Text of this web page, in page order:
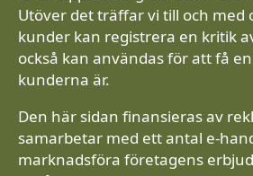
Utöver det träffar vi till och med
kunder kan registrera en kritik
också kan användas för att få
kunderna är.
Den här sidan finansieras av
samarbetar med ett antal e-
marknadsföra företagens